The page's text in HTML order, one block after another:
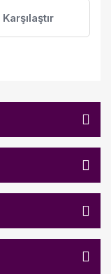
Karşılaştır